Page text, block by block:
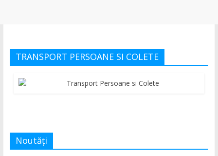
TRANSPORT PERSOANE SI COLETE
Noutăți